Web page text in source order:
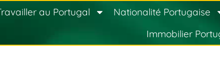
au Portugal Nationalité Portugaise
Immobilier